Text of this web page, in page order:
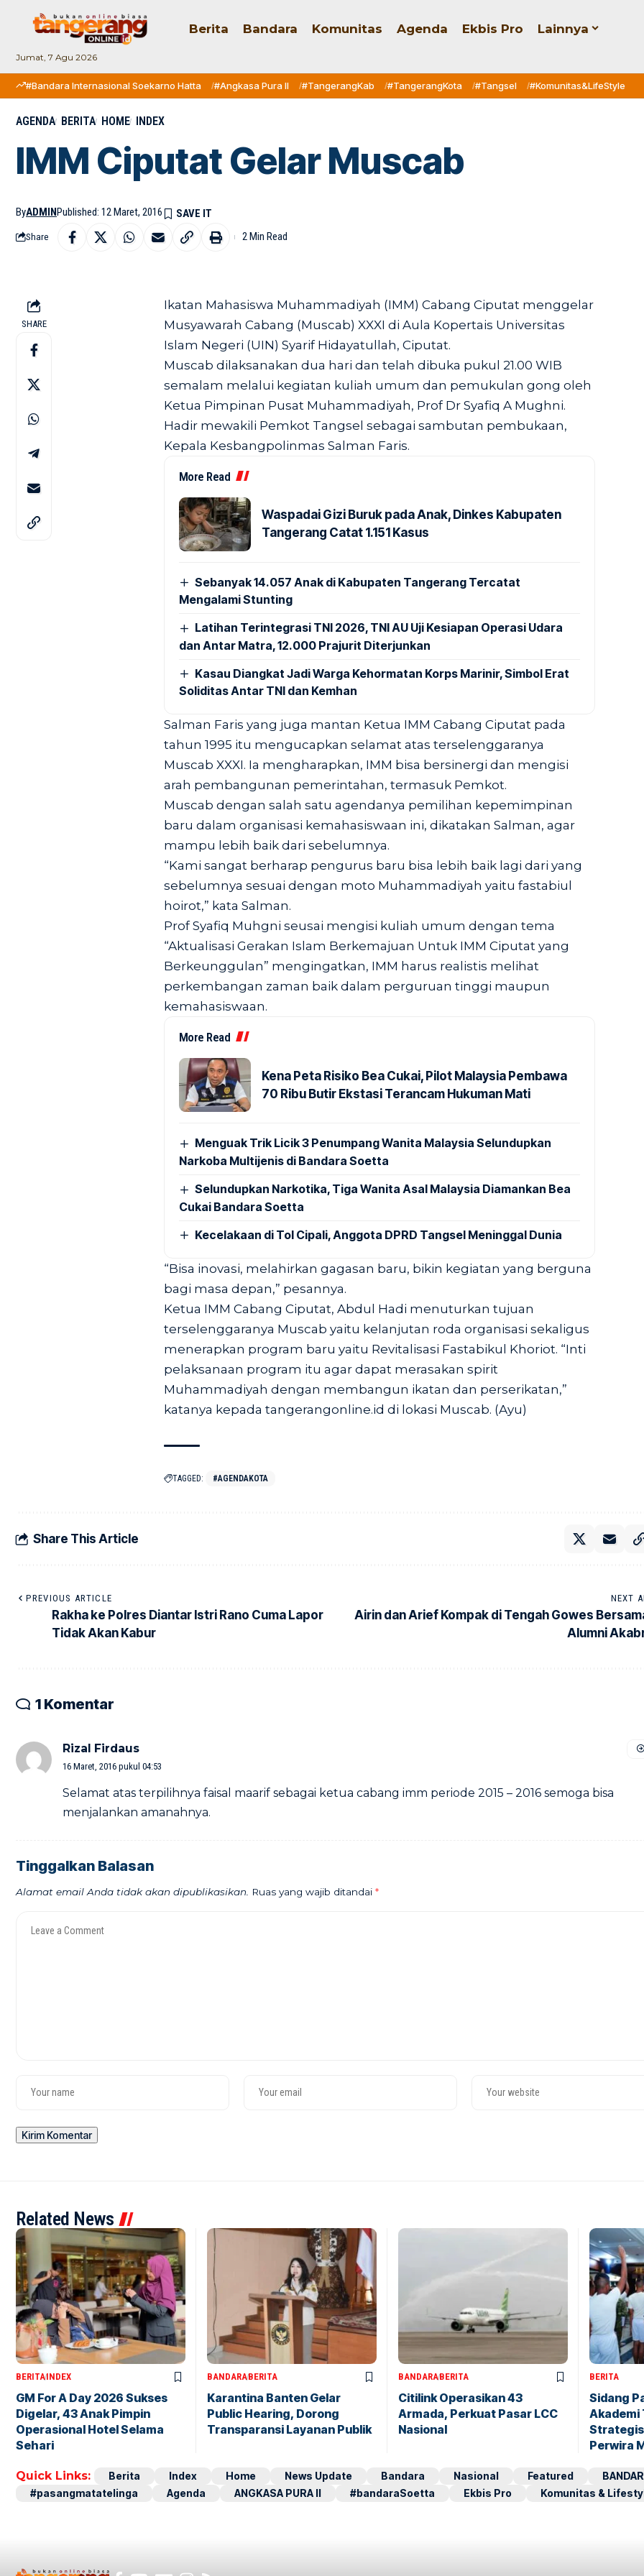
Jumat, 7 Agu 2026
Berita Bandara Komunitas Agenda Ekbis Pro Lainnya
#Bandara Internasional Soekarno Hatta #Angkasa Pura II #TangerangKab #TangerangKota #Tangsel #Komunitas&LifeStyle
AGENDA BERITA HOME INDEX
IMM Ciputat Gelar Muscab
ByADMINPublished: 12 Maret, 2016
Share 2 Min Read
SHARE
Ikatan Mahasiswa Muhammadiyah (IMM) Cabang Ciputat menggelar
Musyawarah Cabang (Muscab) XXXI di Aula Kopertais Universitas
Islam Negeri (UIN) Syarif Hidayatullah, Ciputat.
Muscab dilaksanakan dua hari dan telah dibuka pukul 21.00 WIB
semalam melalui kegiatan kuliah umum dan pemukulan gong oleh
Ketua Pimpinan Pusat Muhammadiyah, Prof Dr Syafiq A Mughni.
Hadir mewakili Pemkot Tangsel sebagai sambutan pembukaan,
Kepala Kesbangpolinmas Salman Faris.
More Read
Waspadai Gizi Buruk pada Anak, Dinkes Kabupaten
Tangerang Catat 1.151 Kasus
Sebanyak 14.057 Anak di Kabupaten Tangerang Tercatat
Mengalami Stunting
Latihan Terintegrasi TNI 2026, TNI AU Uji Kesiapan Operasi Udara
dan Antar Matra, 12.000 Prajurit Diterjunkan
Kasau Diangkat Jadi Warga Kehormatan Korps Marinir, Simbol Erat
Soliditas Antar TNI dan Kemhan
Salman Faris yang juga mantan Ketua IMM Cabang Ciputat pada
tahun 1995 itu mengucapkan selamat atas terselenggaranya
Muscab XXXI. Ia mengharapkan, IMM bisa bersinergi dan mengisi
arah pembangunan pemerintahan, termasuk Pemkot.
Muscab dengan salah satu agendanya pemilihan kepemimpinan
baru dalam organisasi kemahasiswaan ini, dikatakan Salman, agar
mampu lebih baik dari sebelumnya.
“Kami sangat berharap pengurus baru bisa lebih baik lagi dari yang
sebelumnya sesuai dengan moto Muhammadiyah yaitu fastabiul
hoirot,” kata Salman.
Prof Syafiq Muhgni seusai mengisi kuliah umum dengan tema
“Aktualisasi Gerakan Islam Berkemajuan Untuk IMM Ciputat yang
Berkeunggulan” mengingatkan, IMM harus realistis melihat
perkembangan zaman baik dalam perguruan tinggi maupun
kemahasiswaan.
More Read
Kena Peta Risiko Bea Cukai, Pilot Malaysia Pembawa
70 Ribu Butir Ekstasi Terancam Hukuman Mati
Menguak Trik Licik 3 Penumpang Wanita Malaysia Selundupkan
Narkoba Multijenis di Bandara Soetta
Selundupkan Narkotika, Tiga Wanita Asal Malaysia Diamankan Bea
Cukai Bandara Soetta
Kecelakaan di Tol Cipali, Anggota DPRD Tangsel Meninggal Dunia
“Bisa inovasi, melahirkan gagasan baru, bikin kegiatan yang berguna
bagi masa depan,” pesannya.
Ketua IMM Cabang Ciputat, Abdul Hadi menuturkan tujuan
terselenggaranya Muscab yaitu kelanjutan roda organisasi sekaligus
menerapkan program baru yaitu Revitalisasi Fastabikul Khoriot. “Inti
pelaksanaan program itu agar dapat merasakan spirit
Muhammadiyah dengan membangun ikatan dan perserikatan,”
katanya kepada tangerangonline.id di lokasi Muscab. (Ayu)
TAGGED: #AGENDAKOTA
Share This Article
PREVIOUS ARTICLE
Rakha ke Polres Diantar Istri Rano Cuma Lapor
Tidak Akan Kabur
NEXT
Airin dan Arief Kompak di Tengah Gowes
Alumni
1 Komentar
Rizal Firdaus
16 Maret, 2016 pukul 04:53
Selamat atas terpilihnya faisal maarif sebagai ketua cabang imm periode 2015 – 2016 semoga bisa
menjalankan amanahnya.
Tinggalkan Balasan
Alamat email Anda tidak akan dipublikasikan. Ruas yang wajib ditandai *
Related News
BERITAINDEX
GM For A Day 2026 Sukses
Digelar, 43 Anak Pimpin
Operasional Hotel Selama
Sehari
BANDARABERITA
Karantina Banten Gelar
Public Hearing, Dorong
Transparansi Layanan Publik
BANDARABERITA
Citilink Operasikan 43
Armada, Perkuat Pasar LCC
Nasional
BERITA
Sidang
Akademi
Perwira
Quick Links: Berita Index Home News Update Bandara Nasional Featured
#pasangmatatelinga
Agenda ANGKASA PURA II #bandaraSoetta Ekbis Pro Komunitas &